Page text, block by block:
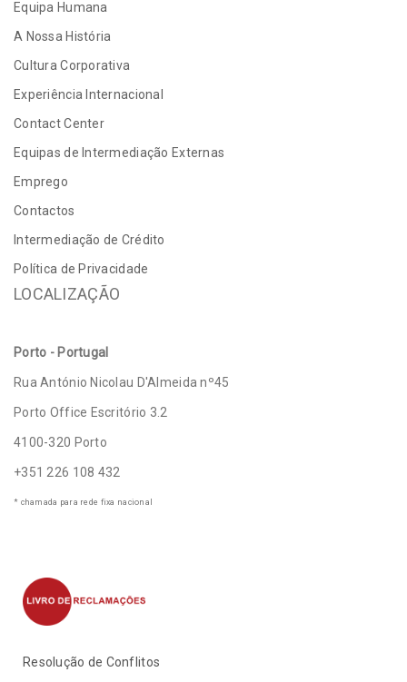
Equipa Humana
A Nossa História
Cultura Corporativa
Experiência Internacional
Contact Center
Equipas de Intermediação Externas
Emprego
Contactos
Intermediação de Crédito
Política de Privacidade
LOCALIZAÇÃO
Porto - Portugal
Rua António Nicolau D'Almeida nº45
Porto Office Escritório 3.2
4100-320 Porto
+351 226 108 432
* chamada para rede fixa nacional
Resolução de Conflitos